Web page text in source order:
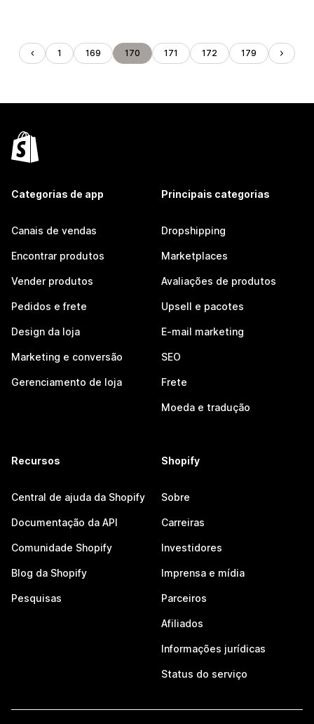
1 169 170 171 172 179
Categorias de app
Canais de vendas
Encontrar produtos
Vender produtos
Pedidos e frete
Design da loja
Marketing e conversão
Gerenciamento de loja
Principais categorias
Dropshipping
Marketplaces
Avaliações de produtos
Upsell e pacotes
E-mail marketing
SEO
Frete
Moeda e tradução
Recursos
Central de ajuda da Shopify
Documentação da API
Comunidade Shopify
Blog da Shopify
Pesquisas
Shopify
Sobre
Carreiras
Investidores
Imprensa e mídia
Parceiros
Afiliados
Informações jurídicas
Status do serviço